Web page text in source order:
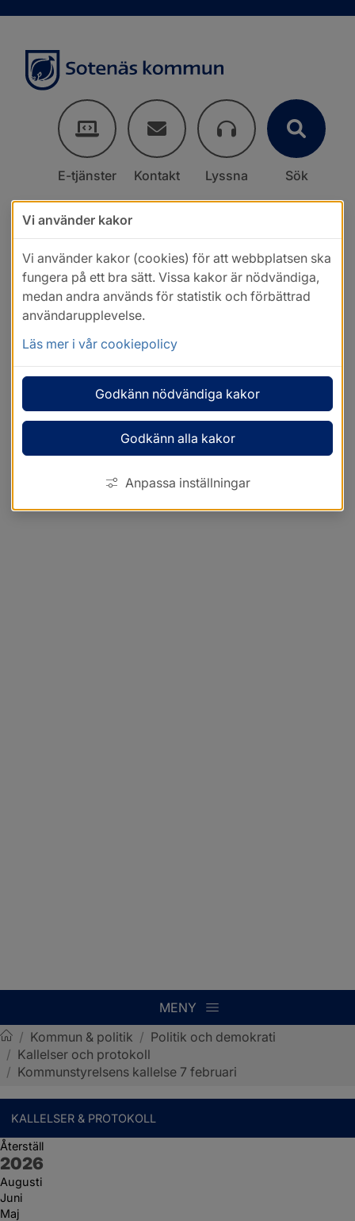
E-tjänster Kontakt Lyssna Sök
MENY
Sotenäs kommun
/ Kommun & politik / Politik och demokrati
/ Kallelser och protokoll
/ Kommunstyrelsens kallelse 7 februari
KALLELSER & PROTOKOLL
Återställ
År:
2026
Augusti
Juni
Maj
Vi använder kakor
Vi använder kakor (cookies) för att webbplatsen ska
fungera på ett bra sätt. Vissa kakor är nödvändiga,
medan andra används för statistik och förbättrad
användarupplevelse.
Läs mer i vår cookiepolicy
Godkänn nödvändiga kakor
Godkänn alla kakor
Anpassa inställningar